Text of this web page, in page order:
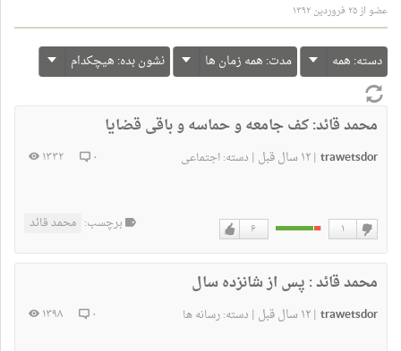
عضو از ۲۵ فروردین ۱۳۹۲
دسته: همه مدت: همه زمان ها نشون بده: هیچکدام
محمد قائد:کف جامعه و حماسه و باقی قضایا
trawetsdor
|۱۲ سال قبل | دسته:اجتماعی ۰ ۱۳۳۲
۶ ۱ برچسب: محمد قائد
محمد قائد : پس از شانزده سال
trawetsdor
|۱۲ سال قبل | دسته:رسانه ها ۰ ۱۳۹۸